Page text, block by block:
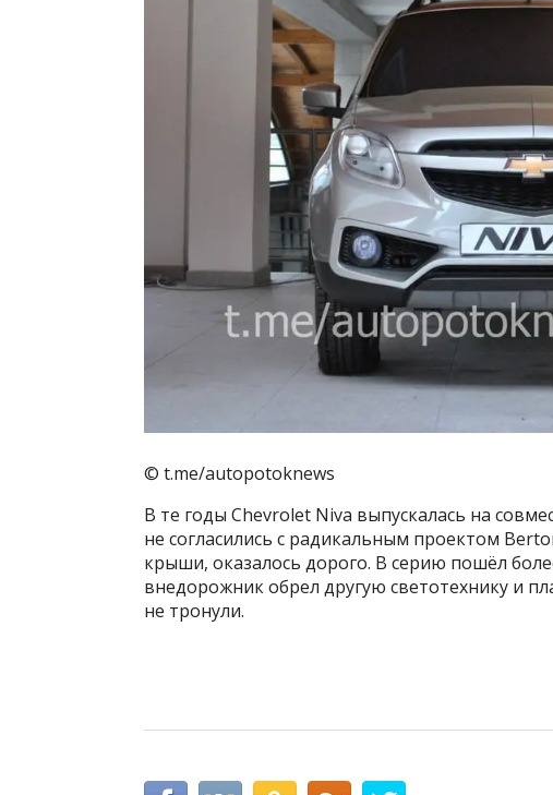
© t.me/autopotoknews
В те годы Chevrolet Niva выпускалась на
не согласились с радикальным проектом
крыши, оказалось дорого. В серию пошёл
внедорожник обрел другую светотехнику и
не тронули.